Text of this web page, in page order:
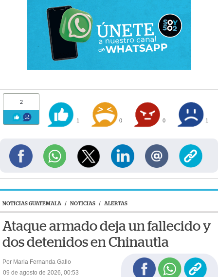
2
1 0 0 1
NOTICIAS GUATEMALA / NOTICIAS / ALERTAS
Ataque armado deja un fallecido y
dos detenidos en Chinautla
Por Maria Fernanda Gallo
09 de agosto de 2026, 00:53